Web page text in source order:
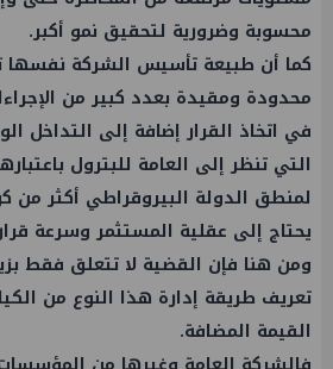
محسوبة وضرورية لتحقيق نمو أكبر.
كما أن طبيعة تأسيس الشركة نفسها
محدودة ومقيدة بعدد كبير من
في اتخاذ القرار إضافة إلى التداخل
التي تنظر إلى العامة للبترول
لمنطق الدولة البيروقراطي أكثر من
يحتاج إلى عقلية المستثمر وسرعة
ومن هنا فإن القضية لا تتعلق فقط
تعريف طريقة إدارة هذا النوع من
القيمة المضافة.